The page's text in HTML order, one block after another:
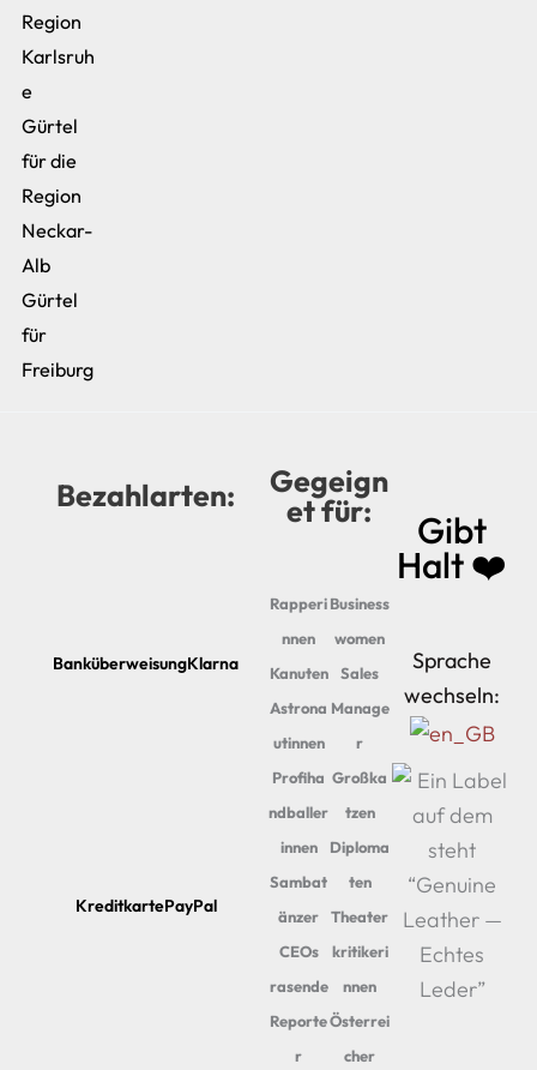
Region
Karlsruh
e
Gürtel
für die
Region
Neckar-
Alb
Gürtel
für
Freiburg
Bezahlarten:
BanküberweisungKlarna
KreditkartePayPal
Gegeign
et für:
Rapperi
nnen
Kanuten
Astrona
utinnen
Profiha
ndballer
innen
Sambat
änzer
CEOs
rasende
Reporte
r
Business
women
Sales
Manage
r
Großka
tzen
Diploma
ten
Theater
kritikeri
nnen
Österrei
cher
Gibt
Halt ❤️
Sprache
wechseln: